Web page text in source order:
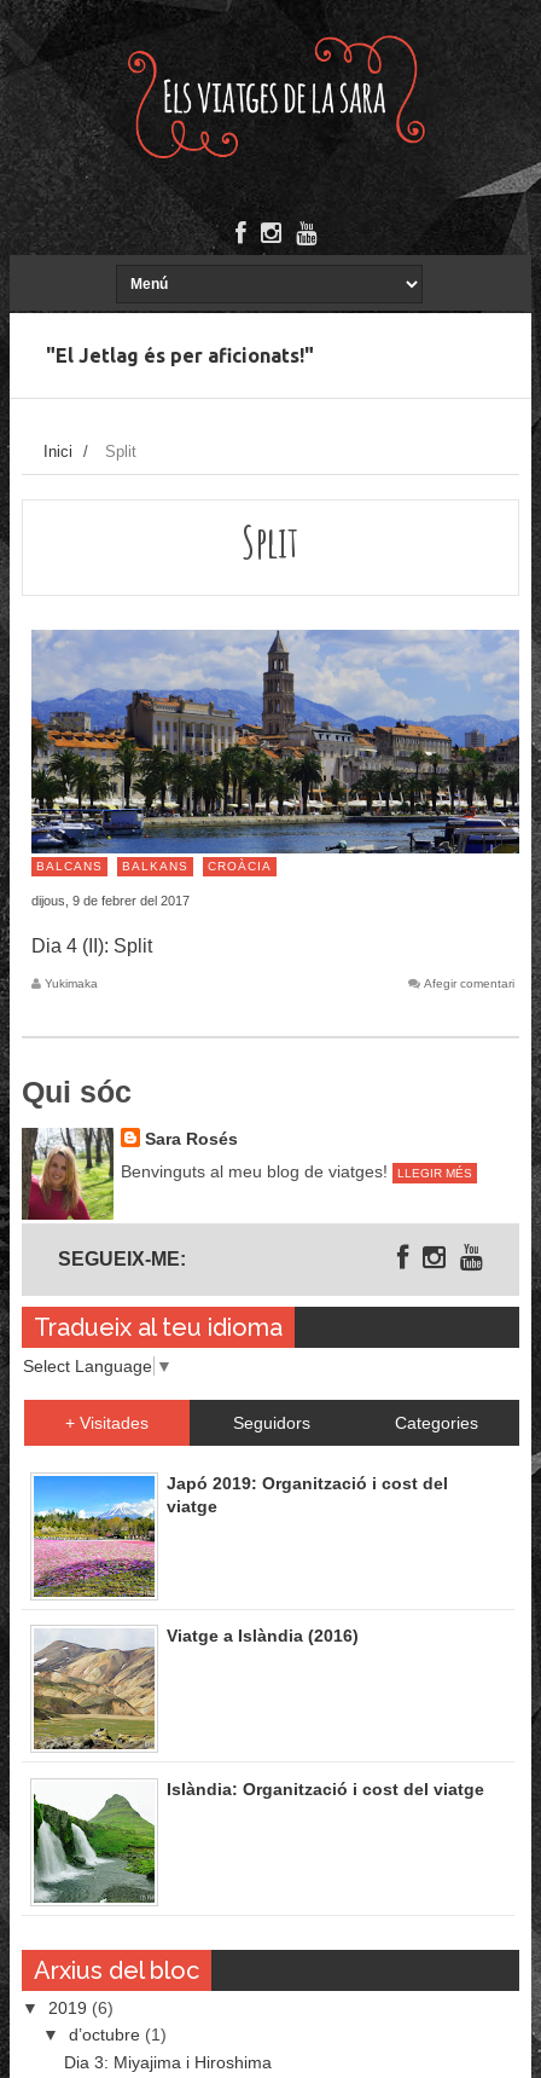
"El Jetlag és per aficionats!"
Inici / Split
Split
BALCANS BALKANS CROÀCIA
dijous, 9 de febrer del 2017
Dia 4 (II): Split
Yukimaka Afegir comentari
Qui sóc
Sara Rosés
Benvinguts al meu blog de viatges!
LLEGIR MÉS
SEGUEIX-ME:
Tradueix al teu idioma
Select Language ▼
+ Visitades Seguidors Categories
Japó 2019: Organització i cost del
viatge
Viatge a Islàndia (2016)
Islàndia: Organització i cost del viatge
Arxius del bloc
▼ 2019 (6)
▼ d’octubre (1)
Dia 3: Miyajima i Hiroshima